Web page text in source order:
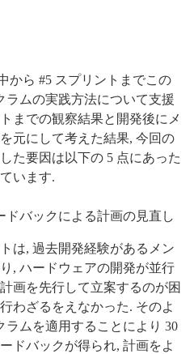
から #5 スプリントまでこの
ラムの実践方法について支援
までの観察結果と開発後にメ
元にして考えた結果, 今回の
た要因は以下の 5 点にあった
います.
ドバックによる計画の見直し
は, 過去開発経験があるメン
, ハードウェアの開発が並行
画を先行して立案するのが困
わざるをえなかった. そのよ
ラムを適用することにより 30
ドバックが得られ, 計画をよ